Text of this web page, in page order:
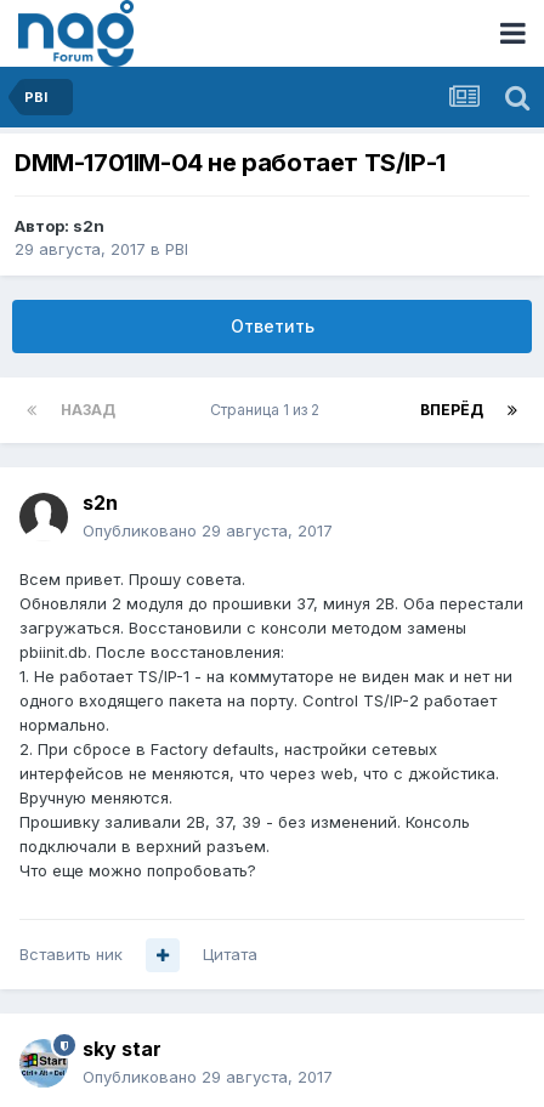
PBI
DMM-1701IM-04 не работает TS/IP-1
Автор: s2n
29 августа, 2017 в PBI
Ответить
НАЗАД ВПЕРЁД
Страница 1 из 2
s2n
Опубликовано 29 августа, 2017
Всем привет. Прошу совета.
Обновляли 2 модуля до прошивки 37, минуя 2B. Оба перестали
загружаться. Восстановили с консоли методом замены
pbiinit.db. После восстановления:
1. Не работает TS/IP-1 - на коммутаторе не виден мак и нет ни
одного входящего пакета на порту. Control TS/IP-2 работает
нормально.
2. При сбросе в Factory defaults, настройки сетевых
интерфейсов не меняются, что через web, что с джойстика.
Вручную меняются.
Прошивку заливали 2B, 37, 39 - без изменений. Консоль
подключали в верхний разъем.
Что еще можно попробовать?
Вставить ник Цитата
sky star
Опубликовано 29 августа, 2017